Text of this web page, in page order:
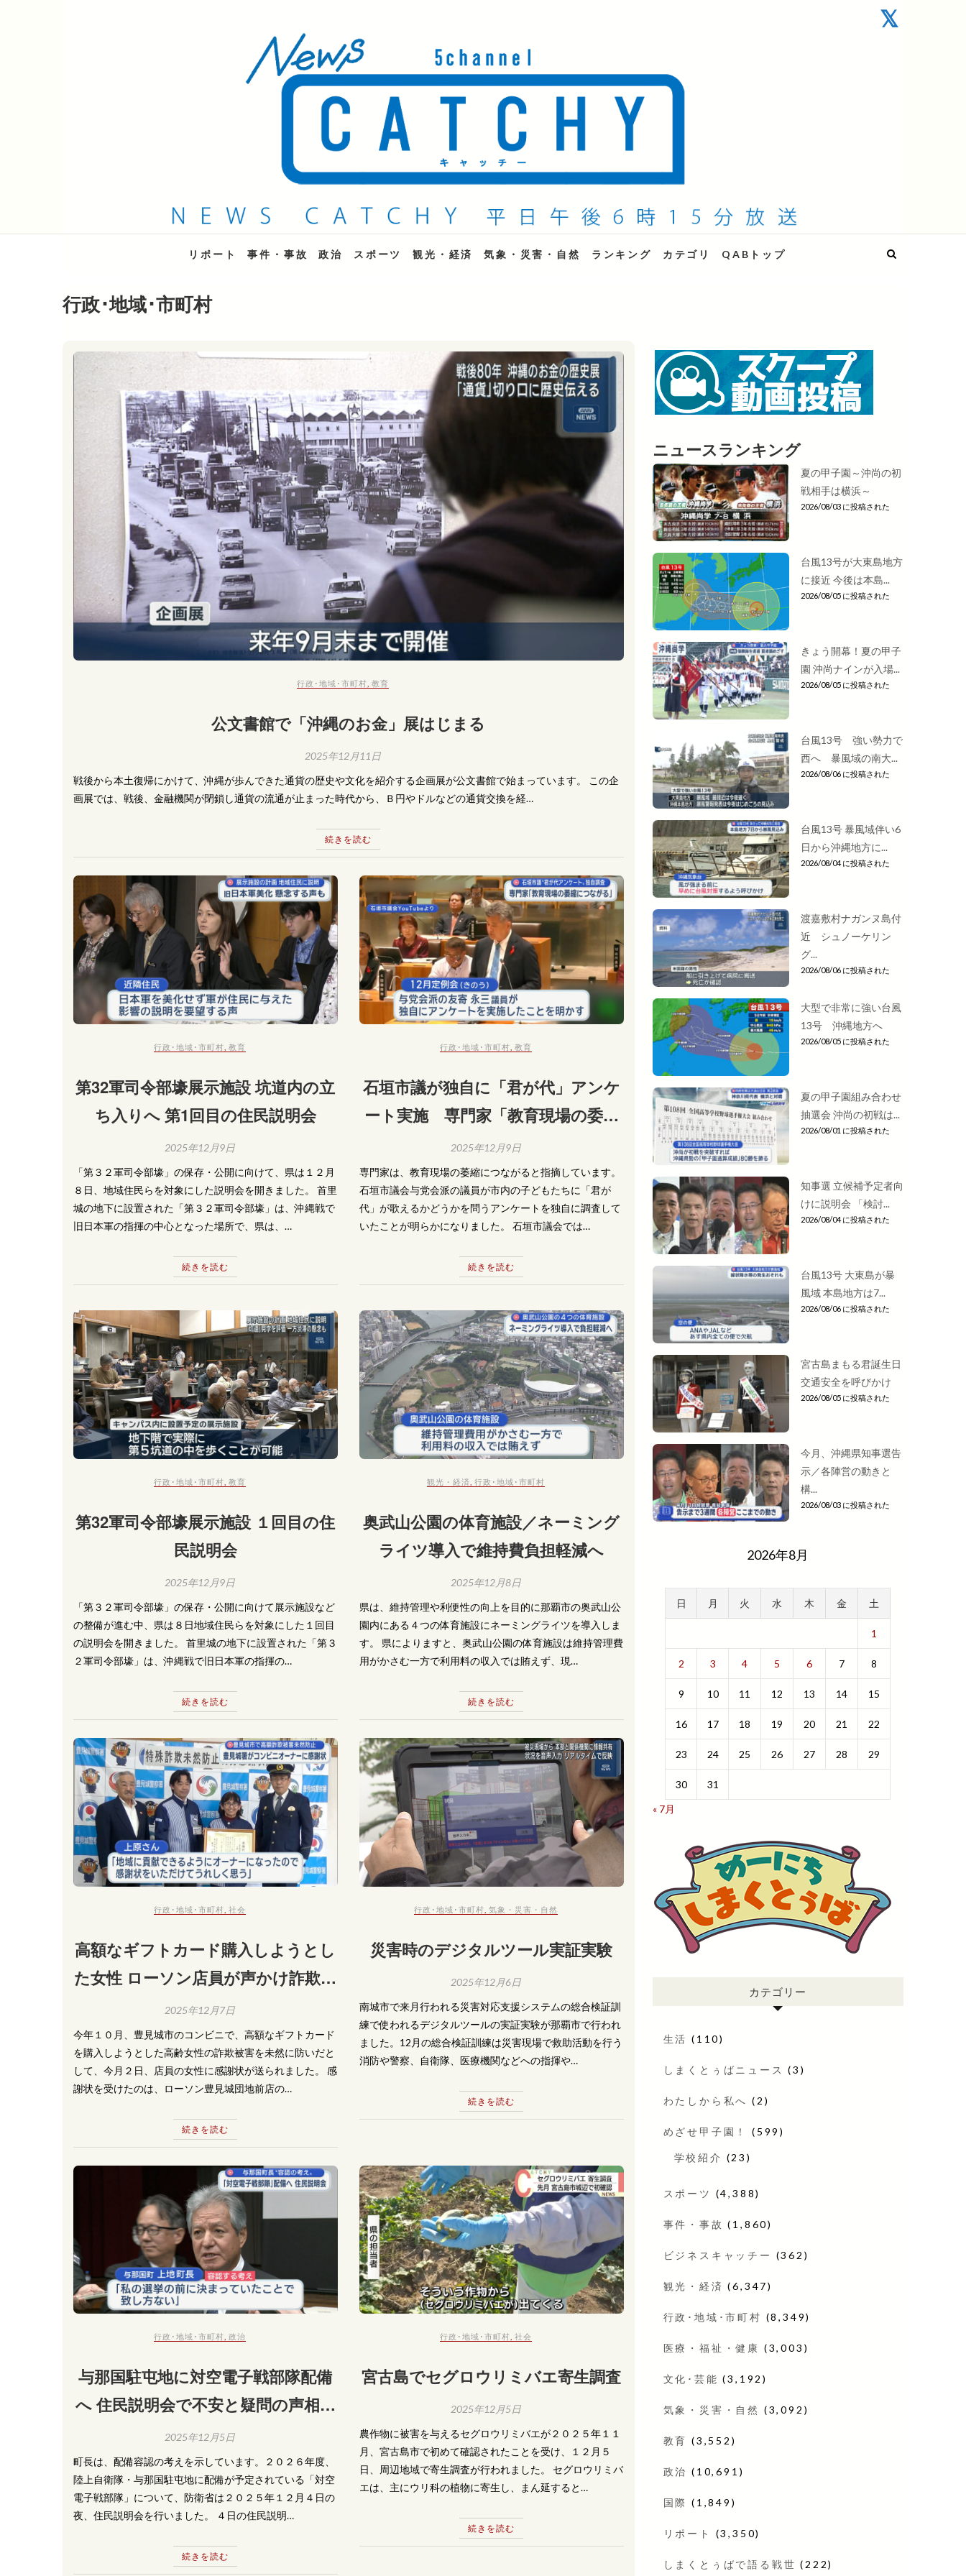
QAB NEWS Headline
キャッチー 月曜〜金曜 午後6時15分放送
リポート 事件・事故 政治 スポーツ 観光・経済 気象・災害・自然 ランキング カテゴリ QABトップ
行政･地域･市町村
行政･地域･市町村 ,教育
公文書館で「沖縄のお金」展はじまる
2025年12月11日
戦後から本土復帰にかけて、沖縄が歩んできた通貨の歴史や文化を紹介する企画展が公文書館で始まっています。 この企
画展では、戦後、金融機関が閉鎖し通貨の流通が止まった時代から、Ｂ円やドルなどの通貨交換を経…
続きを読む
行政･地域･市町村 ,教育
第32軍司令部壕展示施設 坑道内の立
ち入りへ 第1回目の住民説明会
2025年12月9日
「第３２軍司令部壕」の保存・公開に向けて、県は１２月
８日、地域住民らを対象にした説明会を開きました。 首里
城の地下に設置された「第３２軍司令部壕」は、沖縄戦で
旧日本軍の指揮の中心となった場所で、県は、…
続きを読む
行政･地域･市町村 ,教育
石垣市議が独自に「君が代」アンケ
ート実施 専門家「教育現場の委縮
につながる」
2025年12月9日
専門家は、教育現場の萎縮につながると指摘しています。
石垣市議会与党会派の議員が市内の子どもたちに「君が
代」が歌えるかどうかを問うアンケートを独自に調査して
いたことが明らかになりました。 石垣市議会では…
続きを読む
行政･地域･市町村 ,教育
第32軍司令部壕展示施設 １回目の住
民説明会
2025年12月9日
「第３２軍司令部壕」の保存・公開に向けて展示施設など
の整備が進む中、県は８日地域住民らを対象にした１回目
の説明会を開きました。 首里城の地下に設置された「第３
２軍司令部壕」は、沖縄戦で旧日本軍の指揮の…
続きを読む
観光・経済 ,行政･地域･市町村
奥武山公園の体育施設／ネーミング
ライツ導入で維持費負担軽減へ
2025年12月8日
県は、維持管理や利便性の向上を目的に那覇市の奥武山公
園内にある４つの体育施設にネーミングライツを導入しま
す。 県によりますと、奥武山公園の体育施設は維持管理費
用がかさむ一方で利用料の収入では賄えず、現…
続きを読む
行政･地域･市町村 ,社会
高額なギフトカード購入しようとし
た女性 ローソン店員が声かけ詐欺未
然に防ぐ
2025年12月7日
今年１０月、豊見城市のコンビニで、高額なギフトカード
を購入しようとした高齢女性の詐欺被害を未然に防いだと
して、今月２日、店員の女性に感謝状が送られました。 感
謝状を受けたのは、ローソン豊見城団地前店の…
続きを読む
行政･地域･市町村 ,気象・災害・自然
災害時のデジタルツール実証実験
2025年12月6日
南城市で来月行われる災害対応支援システムの総合検証訓
練で使われるデジタルツールの実証実験が那覇市で行われ
ました。12月の総合検証訓練は災害現場で救助活動を行う
消防や警察、自衛隊、医療機関などへの指揮や…
続きを読む
行政･地域･市町村 ,政治
与那国駐屯地に対空電子戦部隊配備
へ 住民説明会で不安と疑問の声相次
ぐ
2025年12月5日
町長は、配備容認の考えを示しています。２０２６年度、
陸上自衛隊・与那国駐屯地に配備が予定されている「対空
電子戦部隊」について、防衛省は２０２５年１２月４日の
夜、住民説明会を行いました。 ４日の住民説明…
続きを読む
行政･地域･市町村 ,社会
宮古島でセグロウリミバエ寄生調査
2025年12月5日
農作物に被害を与えるセグロウリミバエが２０２５年１１
月、宮古島市で初めて確認されたことを受け、１２月５
日、周辺地域で寄生調査が行われました。 セグロウリミバ
エは、主にウリ科の植物に寄生し、まん延すると…
続きを読む
ニュースランキング
夏の甲子園～沖尚の初
戦相手は横浜～
2026/08/03 に投稿された
台風13号が大東島地方
に接近 今後は本島...
2026/08/05 に投稿された
きょう開幕！夏の甲子
園 沖尚ナインが入場...
2026/08/05 に投稿された
台風13号 強い勢力で
西へ 暴風域の南大...
2026/08/06 に投稿された
台風13号 暴風域伴い6
日から沖縄地方に...
2026/08/04 に投稿された
渡嘉敷村ナガンヌ島付
近 シュノーケリン
グ...
2026/08/06 に投稿された
大型で非常に強い台風
13号 沖縄地方へ
2026/08/05 に投稿された
夏の甲子園組み合わせ
抽選会 沖尚の初戦は...
2026/08/01 に投稿された
知事選 立候補予定者向
けに説明会 「検討...
2026/08/04 に投稿された
台風13号 大東島が暴
風域 本島地方は7...
2026/08/06 に投稿された
宮古島まもる君誕生日
交通安全を呼びかけ
2026/08/05 に投稿された
今月、沖縄県知事選告
示／各陣営の動きと
構...
2026/08/03 に投稿された
2026年8月
日 月 火 水 木 金 土
1
2 3 4 5 6 7 8
9 10 11 12 13 14 15
16 17 18 19 20 21 22
23 24 25 26 27 28 29
30
31
« 7月
カテゴリー
生活 (110)
しまくとぅばニュース (3)
わたしから私へ (2)
めざせ甲子園！ (599)
学校紹介 (23)
スポーツ (4,388)
事件・事故 (1,860)
ビジネスキャッチー (362)
観光・経済 (6,347)
行政･地域･市町村 (8,349)
医療・福祉・健康 (3,003)
文化･芸能 (3,192)
気象・災害・自然 (3,092)
教育 (3,552)
政治 (10,691)
国際 (1,849)
リポート (3,350)
しまくとぅばで語る戦世 (222)